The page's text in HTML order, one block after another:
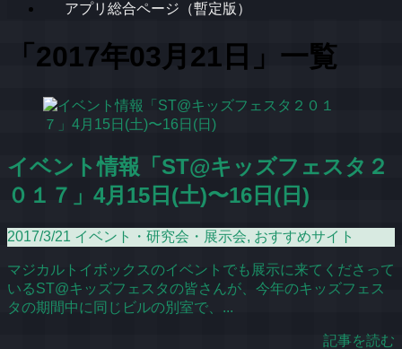
アプリ総合ページ（暫定版）
「 2017年03月21日 」 一覧
イベント情報「ST@キッズフェスタ２
０１７」4月15日(土)〜16日(日)
2017/3/21 イベント・研究会・展示会, おすすめサイト
マジカルトイボックスのイベントでも展示に来てくださって
いるST@キッズフェスタの皆さんが、今年のキッズフェス
タの期間中に同じビルの別室で、...
記事を読む